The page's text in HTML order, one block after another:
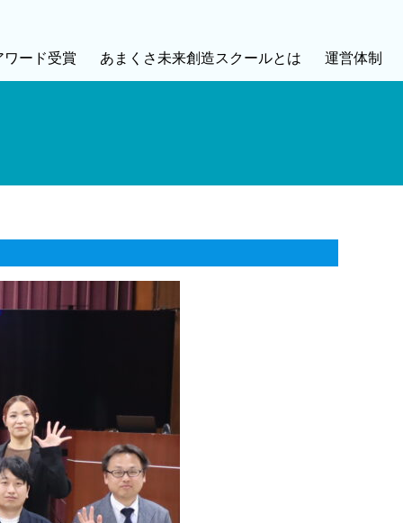
ワード受賞 あまくさ未来創造スクールとは 運営体制